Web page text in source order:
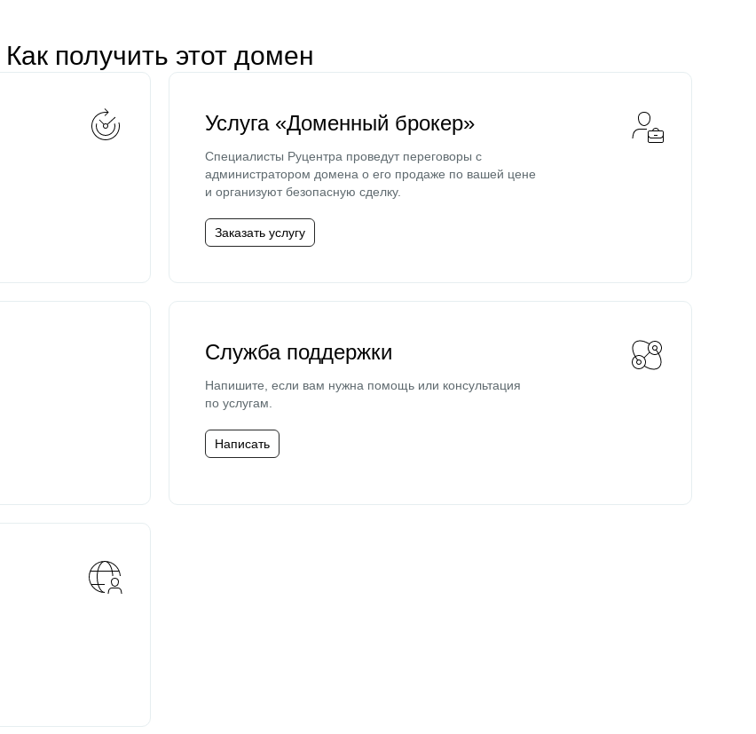
Как получить этот домен
Услуга «Доменный брокер»
Специалисты Руцентра проведут переговоры с
администратором домена о его продаже по вашей цене
и организуют безопасную сделку.
Заказать услугу
Служба поддержки
Напишите, если вам нужна помощь или консультация
по услугам.
Написать